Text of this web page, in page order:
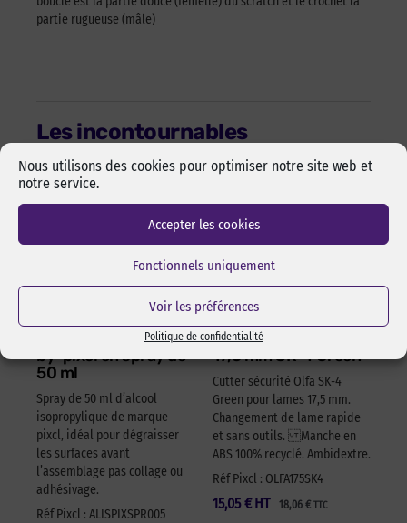
Nous utilisons des cookies pour optimiser notre site web et
notre service.
Accepter les cookies
Fonctionnels uniquement
Voir les préférences
Politique de confidentialité
partie rugueuse (mâle)
Les incontournables
Alcool isopropylique
by-pixcl en spray de
50 ml
Spray de 50 ml d’alcool
isopropylique de marque
pixcl, idéal pour dégraisser
les surfaces avant
l’assemblage pas collage ou
adhésivage.
Réf Pixcl : ALISPIXSPR005
Cutter sécurité Olfa
17,5 mm SK-4 Green
Cutter sécurité Olfa SK-4
Green pour lames 17,5 mm.
Changement de lame rapide
et sans outils. Manche en
ABS 100% recyclé. Ambidextre.
Réf Pixcl : OLFA175SK4
15,05 € 18,06 € TTC
HT